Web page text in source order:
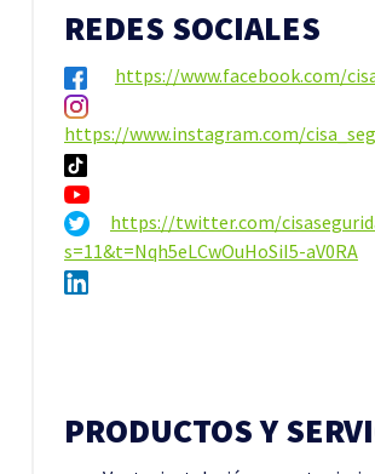
REDES SOCIALES
https://www.facebook.com/
https://www.instagram.com/
https://twitter.com/
s=11&t=Nqh5eLCwOuHoSiI5-aV0RA
PRODUCTOS Y